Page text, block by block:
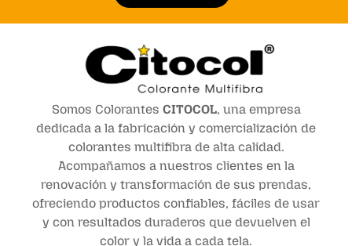
Somos Colorantes CITOCOL, una empresa
dedicada a la fabricación y comercialización de
colorantes multifibra de alta calidad.
Acompañamos a nuestros clientes en la
renovación y transformación de sus prendas,
ofreciendo productos confiables, fáciles de usar
y con resultados duraderos que devuelven el
color y la vida a cada tela.